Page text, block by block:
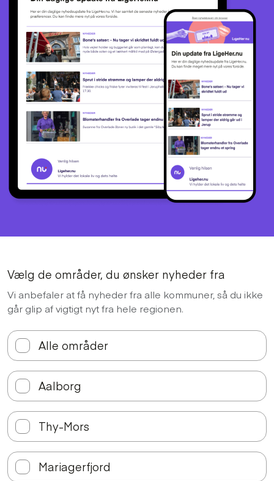
Vælg de områder, du ønsker nyheder fra
Vi anbefaler at få nyheder fra alle kommuner, så du ikke
går glip af vigtigt nyt fra hele regionen.
Alle områder
Aalborg
Thy-Mors
Mariagerfjord